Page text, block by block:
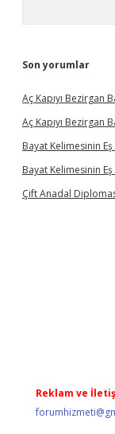
Son yorumlar
Aç Kapıyı Bezirgan
Aç Kapıyı Bezirgan
Bayat Kelimesinin
Bayat Kelimesinin
Çift Anadal
Reklam ve